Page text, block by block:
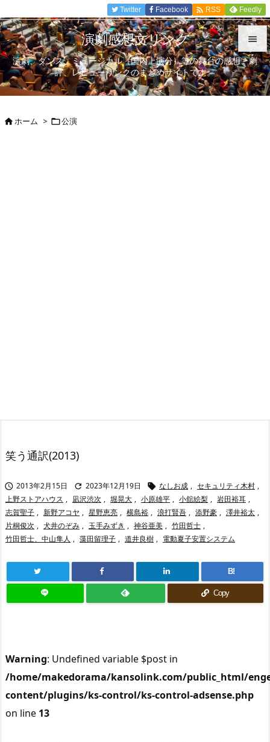


メニュ

Twitter Facebook  RSS Feedly
演劇感想文リンク
演劇、ダンス、ミュージカル（国内上演分）等の舞台の感想、劇
評、レビューリンクのまとめサイトです。
ホーム > 公演
笑う通訳(2013)
 2013年2月15日  2023年12月19日  なしお成 , セキュリティ木村 ,
上野ストアハウス , 凪沢渋次 , 堀晃大 , 小原雄平 , 小舘絵梨 , 岩田裕耳 ,
志賀聖子 , 新野アコヤ , 星野恵亮 , 横島裕 , 浪打賢吾 , 添野豪 , 澤井裕太 ,
片桐俊次 , 犬井のぞみ , 玉手みずき , 神谷亜美 , 竹田哲士 ,
竹田哲士、中山隼人 , 藻田留理子 , 道井良樹 , 電動夏子安置システム
B!
Copy
Warning: Undefined variable $post in
/home/makedorama/kansolink.com/public_html/
content/plugins/ks-control/ks-control-adsense.php
on line 13